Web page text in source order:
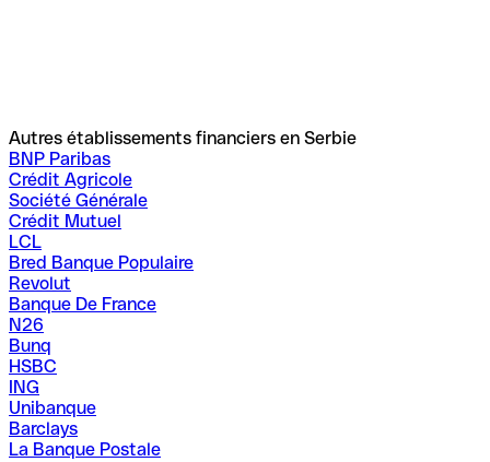
Autres établissements financiers en Serbie
BNP Paribas
Crédit Agricole
Société Générale
Crédit Mutuel
LCL
Bred Banque Populaire
Revolut
Banque De France
N26
Bunq
HSBC
ING
Unibanque
Barclays
La Banque Postale